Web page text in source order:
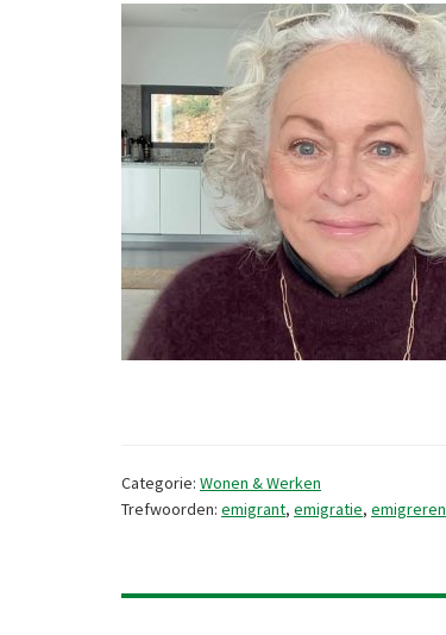
Categorie: Wonen & Werken
Trefwoorden: emigrant, emigratie, emigreren